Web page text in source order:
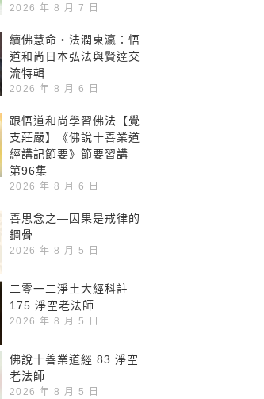
2026 年 8 月 7 日
續佛慧命‧法潤東瀛：悟
道和尚日本弘法與賢達交
流特輯
2026 年 8 月 6 日
跟悟道和尚學習佛法【覺
支莊嚴】《佛說十善業道
經講記節要》節要習講
第96集
2026 年 8 月 6 日
善思念之—因果是戒律的
鋼骨
2026 年 8 月 5 日
二零一二淨土大經科註
175 淨空老法師
2026 年 8 月 5 日
佛說十善業道經 83 淨空
老法師
2026 年 8 月 5 日